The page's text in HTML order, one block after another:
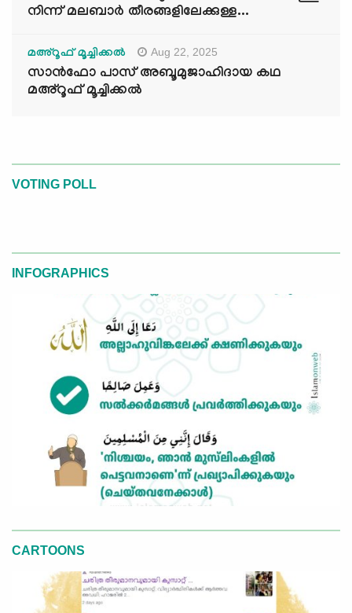
നിന്ന് മലബാർ തീരങ്ങളിലേക്കുള്ള...
മഅ്റൂഫ് മൂച്ചിക്കല്‍ Aug 22, 2025
സാൻഫോ പാസ് അബൂമുജാഹിദായ കഥ
മഅ്റൂഫ് മൂച്ചിക്കല്‍
VOTING POLL
INFOGRAPHICS
CARTOONS